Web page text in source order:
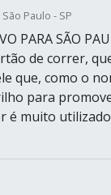
Paulo - SP
PARA SÃO
de correr,
que, como o
para
é muito